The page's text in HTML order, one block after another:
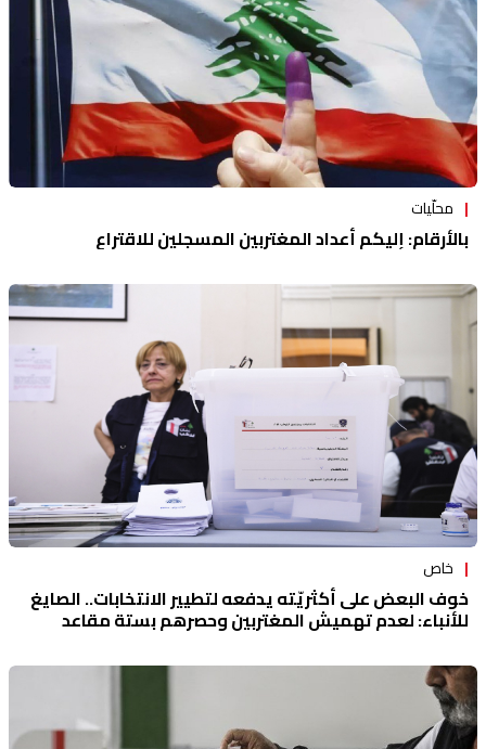
محلّيات
بالأرقام: إليكم أعداد المغتربين المسجلين للاقتراع
خاص
خوف البعض على أكثريّته يدفعه لتطيير الانتخابات.. الصايغ
للأنباء: لعدم تهميش المغتربين وحصرهم بستة مقاعد